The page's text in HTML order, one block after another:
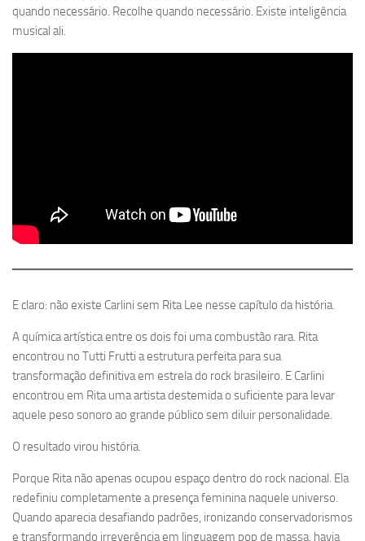
quando necessário. Recolhe quando necessário. Existe inteligência
musical ali.
E claro: não existe Carlini sem Rita Lee nesse capítulo da história.
A química artística entre os dois foi uma combustão rara. Rita
encontrou no Tutti Frutti a estrutura perfeita para sua
transformação definitiva em estrela do rock brasileiro. E Carlini
encontrou em Rita uma artista destemida o suficiente para levar
aquele peso sonoro ao grande público sem diluir personalidade.
O resultado virou história.
Porque Rita não apenas ocupou espaço dentro do rock nacional. Ela
redefiniu completamente a presença feminina naquele universo.
Quando aparecia desafiando padrões, ironizando conservadorismos
e transformando irreverência em linguagem pop de massa, havia